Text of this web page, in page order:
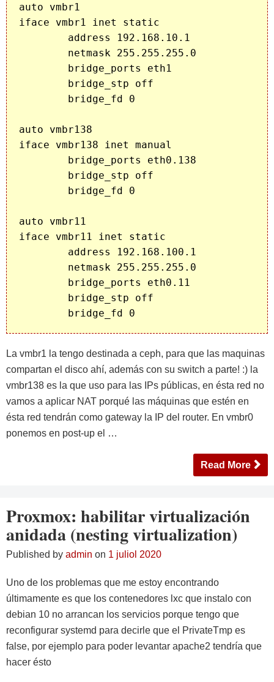
auto vmbr1
iface vmbr1 inet static
        address 192.168.10.1
        netmask 255.255.255.0
        bridge_ports eth1
        bridge_stp off
        bridge_fd 0
auto vmbr138
iface vmbr138 inet manual
        bridge_ports eth0.138
        bridge_stp off
        bridge_fd 0
auto vmbr11
iface vmbr11 inet static
        address 192.168.100.1
        netmask 255.255.255.0
        bridge_ports eth0.11
        bridge_stp off
La vmbr1 la tengo destinada a ceph, para que las maquinas
compartan el disco ahí, además con su switch a parte! :) la
vmbr138 es la que uso para las IPs públicas, en ésta red no
vamos a aplicar NAT porqué las máquinas que estén en
ésta red tendrán como gateway la IP del router. En vmbr0
ponemos en post-up el …
Read More
Proxmox: habilitar virtualización
anidada (nesting virtualization)
Published by admin on 1 juliol 2020
Uno de los problemas que me estoy encontrando
últimamente es que los contenedores lxc que instalo con
debian 10 no arrancan los servicios porque tengo que
reconfigurar systemd para decirle que el PrivateTmp es
false, por ejemplo para poder levantar apache2 tendría que
hacer ésto